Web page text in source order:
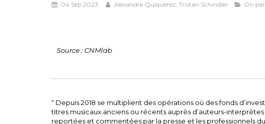
04 Sep 2023 Alexandre Quiquerez, Tristan Schindler On
Source : CNMlab
“ Depuis 2018 se multiplient des opérations où des fonds
titres musicaux anciens ou récents auprès d’auteurs-
reportées et commentées par la presse et les professionnels